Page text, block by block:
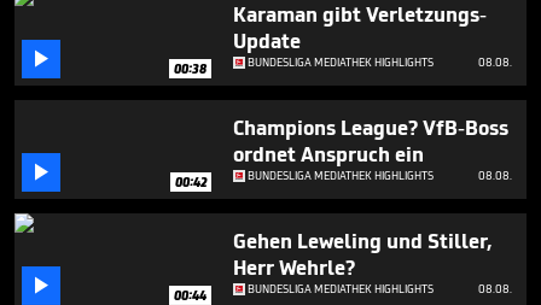
 00:38
Karaman gibt Verletzungs-
Update
BUNDESLIGA MEDIATHEK HIGHLIGHTS 08.08.
 00:42
Champions League? VfB-Boss
ordnet Anspruch ein
BUNDESLIGA MEDIATHEK HIGHLIGHTS 08.08.
 00:44
Gehen Leweling und Stiller,
Herr Wehrle?
BUNDESLIGA MEDIATHEK HIGHLIGHTS 08.08.